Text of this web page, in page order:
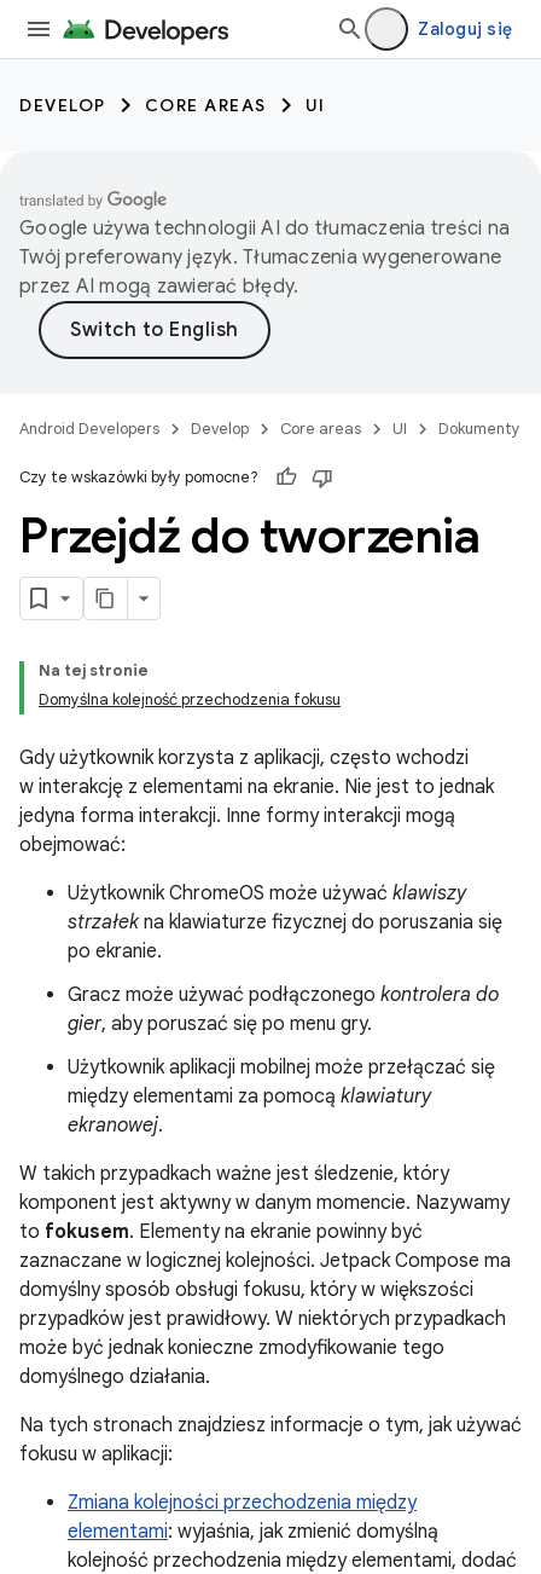
Zaloguj się
DEVELOP CORE AREAS UI
Google używa technologii AI do tłumaczenia treści na
Twój preferowany język. Tłumaczenia wygenerowane
przez AI mogą zawierać błędy.
Android Developers Develop Core areas UI Dokumenty
Czy te wskazówki były pomocne?
Przejdź do tworzenia
Na tej stronie
Domyślna kolejność przechodzenia fokusu
Gdy użytkownik korzysta z aplikacji, często wchodzi
w interakcję z elementami na ekranie. Nie jest to jednak
jedyna forma interakcji. Inne formy interakcji mogą
obejmować:
Użytkownik ChromeOS może używać klawiszy
strzałekna klawiaturze fizycznej do poruszania się
po ekranie.
Gracz może używać podłączonego kontrolera do
gier, aby poruszać się po menu gry.
Użytkownik aplikacji mobilnej może przełączać się
między elementami za pomocą klawiatury
ekranowej.
W takich przypadkach ważne jest śledzenie, który
komponent jest aktywny w danym momencie. Nazywamy
to fokusem. Elementy na ekranie powinny być
zaznaczane w logicznej kolejności. Jetpack Compose ma
domyślny sposób obsługi fokusu, który w większości
przypadków jest prawidłowy. W niektórych przypadkach
może być jednak konieczne zmodyfikowanie tego
domyślnego działania.
Na tych stronach znajdziesz informacje o tym, jak używać
fokusu w aplikacji:
Zmiana kolejności przechodzenia między
elementami: wyjaśnia, jak zmienić domyślną
kolejność przechodzenia między elementami, dodać